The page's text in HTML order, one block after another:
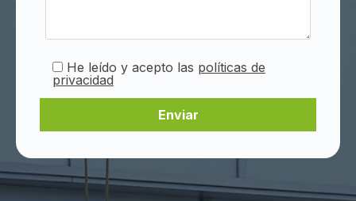
He leído y acepto las políticas de
privacidad